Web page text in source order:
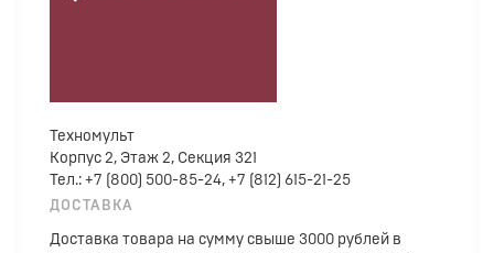
Техномульт
Корпус 2, Этаж 2, Секция 321
Тел.: +7 (800) 500-85-24, +7 (812) 615-21-25
ДОСТАВКА
Доставка товара на сумму свыше 3000 рублей в